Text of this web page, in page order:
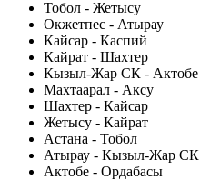
Тобол - Жетысу
Окжетпес - Атырау
Кайсар - Каспий
Кайрат - Шахтер
Кызыл-Жар СК - Актобе
Махтаарал - Аксу
Шахтер - Кайсар
Жетысу - Кайрат
Астана - Тобол
Атырау - Кызыл-Жар СК
Актобе - Ордабасы